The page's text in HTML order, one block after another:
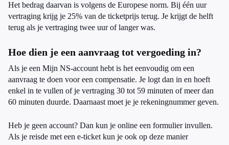
Het bedrag daarvan is volgens de Europese norm. Bij één uur
vertraging krijg je 25% van de ticketprijs terug. Je krijgt de helft
terug als je vertraging twee uur of langer was.
Hoe dien je een aanvraag tot vergoeding in?
Als je een Mijn NS-account hebt is het eenvoudig om een
aanvraag te doen voor een compensatie. Je logt dan in en hoeft
enkel in te vullen of je vertraging 30 tot 59 minuten of meer dan
60 minuten duurde. Daarnaast moet je je rekeningnummer geven.
Heb je geen account? Dan kun je online een formulier invullen.
Als je reisde met een e-ticket kun je ook op deze manier